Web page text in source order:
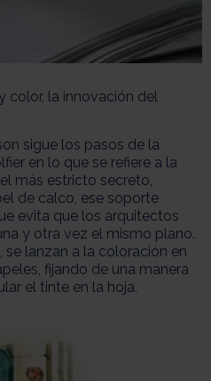
color, la innovación del
sigue los pasos de la
en lo que se refiere a la
más estricto secreto,
de calco, ese soporte
evita que los arquitectos
y otra vez el mismo plano.
se lanzan a la coloración en
fijando de una manera
el tinte en la hoja.